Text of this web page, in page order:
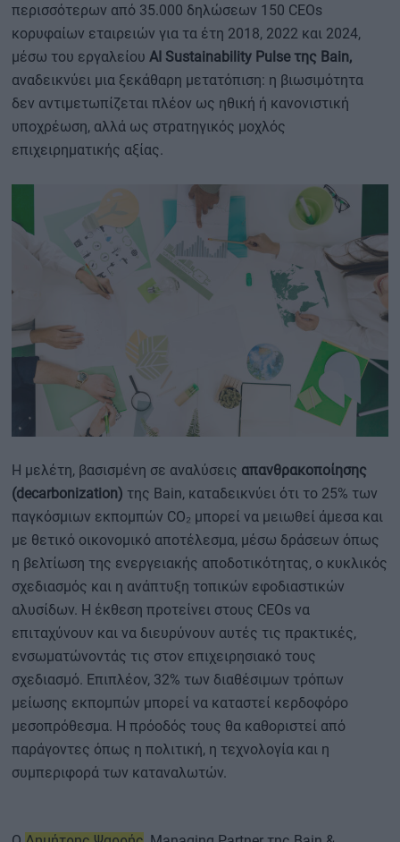
περισσότερων από 35.000 δηλώσεων 150 CEOs
κορυφαίων εταιρειών για τα έτη 2018, 2022 και 2024,
μέσω του εργαλείου AI Sustainability Pulse της Bain,
αναδεικνύει μια ξεκάθαρη μετατόπιση: η βιωσιμότητα
δεν αντιμετωπίζεται πλέον ως ηθική ή κανονιστική
υποχρέωση, αλλά ως στρατηγικός μοχλός
επιχειρηματικής αξίας.
Η μελέτη, βασισμένη σε αναλύσεις απανθρακοποίησης
(decarbonization) της Bain, καταδεικνύει ότι το 25% των
παγκόσμιων εκπομπών CO₂ μπορεί να μειωθεί άμεσα και
με θετικό οικονομικό αποτέλεσμα, μέσω δράσεων όπως
η βελτίωση της ενεργειακής αποδοτικότητας, ο κυκλικός
σχεδιασμός και η ανάπτυξη τοπικών εφοδιαστικών
αλυσίδων. Η έκθεση προτείνει στους CEOs να
επιταχύνουν και να διευρύνουν αυτές τις πρακτικές,
ενσωματώνοντάς τις στον επιχειρησιακό τους
σχεδιασμό. Επιπλέον, 32% των διαθέσιμων τρόπων
μείωσης εκπομπών μπορεί να καταστεί κερδοφόρο
μεσοπρόθεσμα. Η πρόοδός τους θα καθοριστεί από
παράγοντες όπως η πολιτική, η τεχνολογία και η
συμπεριφορά των καταναλωτών.